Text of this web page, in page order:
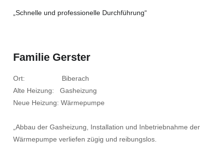
„Schnelle und professionelle Durchführung“
Familie Gerster
Ort: Biberach
Alte Heizung: Gasheizung
Neue Heizung: Wärmepumpe
„Abbau der Gasheizung, Installation und Inbetriebnahme der
Wärmepumpe verliefen zügig und reibungslos.